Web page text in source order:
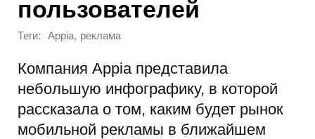
пользователей
Теги: Appia, реклама
Компания Appia представила
небольшую инфографику, в которой
рассказала о том, каким будет рынок
мобильной рекламы в ближайшем